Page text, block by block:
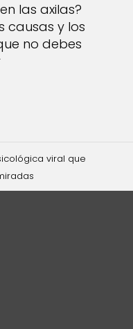
las axilas?
causas y los
no debes
viral que